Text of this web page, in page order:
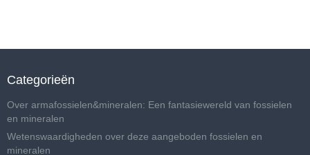
Categorieën
Over armafossielen&mineralen: Een fantasiewereld van fossielen
en mineralen
Wetenswaardigheden over deze aangeboden fossielen en
mineralen